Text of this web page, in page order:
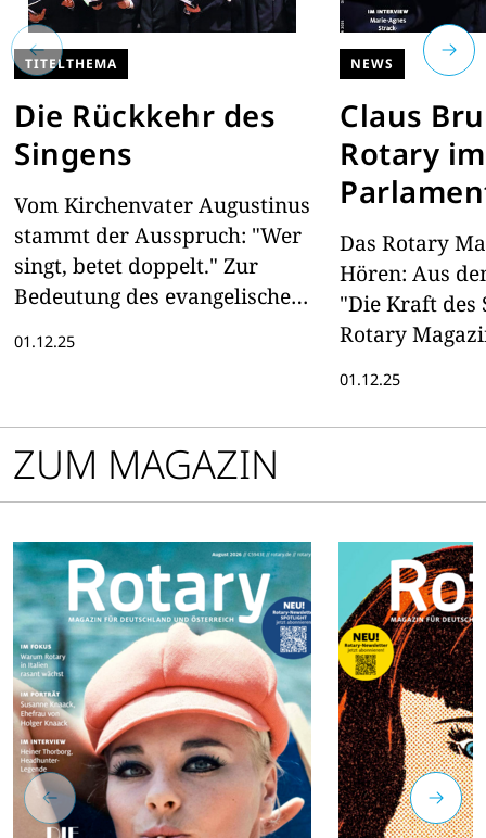
TITELTHEMA
Die Rückkehr des
Singens
Vom Kirchenvater Augustinus
stammt der Ausspruch: "Wer
singt, betet doppelt." Zur
Bedeutung des evangelischen
01.12.25
NEWS
Claus
Rotary im
Das Rotary
Hören: Aus
"Die Kraft des
Rotary
01.12.25
ZUM MAGAZIN